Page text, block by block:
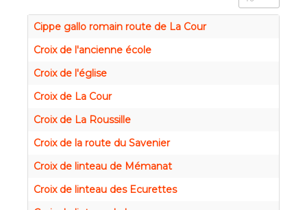
Cippe gallo romain route de La Cour
Croix de l'ancienne école
Croix de l'église
Croix de La Cour
Croix de La Roussille
Croix de la route du Savenier
Croix de linteau de Mémanat
Croix de linteau des Ecurettes